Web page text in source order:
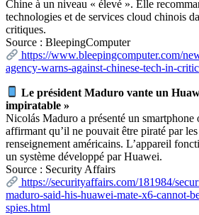
Chine à un niveau « élevé ». Elle
technologies et de services cloud chinois
critiques.
Source : BleepingComputer
https://www.bleepingcomputer.com/
agency-warns-against-chinese-tech-in-
Le président Maduro vante un
impiratable »
Nicolás Maduro a présenté un
affirmant qu’il ne pouvait être piraté par
renseignement américains. L’appareil
un système développé par Huawei.
Source : Security Affairs
https://securityaffairs.com/181984/
maduro-said-his-huawei-mate-x6-cannot-
spies.html